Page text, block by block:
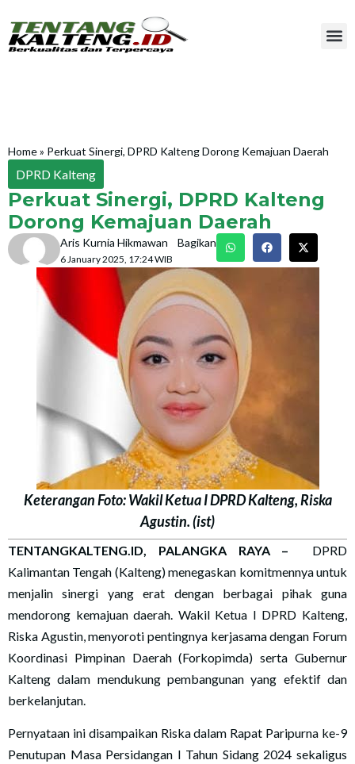
Home» Perkuat Sinergi, DPRD Kalteng Dorong Kemajuan Daerah
DPRD Kalteng
Perkuat Sinergi, DPRD Kalteng
Dorong Kemajuan Daerah
Aris Kurnia Hikmawan
6 January 2025, 17:24 WIB
Bagikan
Keterangan Foto: Wakil Ketua I DPRD Kalteng, Riska
Agustin. (ist)
TENTANGKALTENG.ID, PALANGKA RAYA – DPRD
Kalimantan Tengah (Kalteng) menegaskan komitmennya untuk
menjalin sinergi yang erat dengan berbagai pihak guna
mendorong kemajuan daerah. Wakil Ketua I DPRD Kalteng,
Riska Agustin, menyoroti pentingnya kerjasama dengan Forum
Koordinasi Pimpinan Daerah (Forkopimda) serta Gubernur
Kalteng dalam mendukung pembangunan yang efektif dan
berkelanjutan.
Pernyataan ini disampaikan Riska dalam Rapat Paripurna ke-9
Penutupan Masa Persidangan I Tahun Sidang 2024 sekaligus